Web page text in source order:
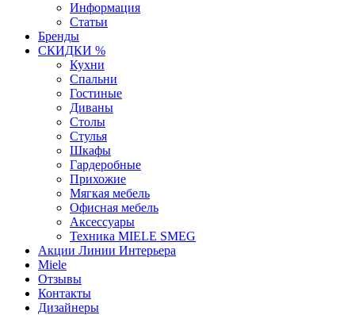
Информация
Статьи
Бренды
СКИДКИ %
Кухни
Спальни
Гостиные
Диваны
Столы
Стулья
Шкафы
Гардеробные
Прихожие
Мягкая мебель
Офисная мебель
Аксессуары
Техника MIELE SMEG
Акции Линии Интерьера
Miele
Отзывы
Контакты
Дизайнеры